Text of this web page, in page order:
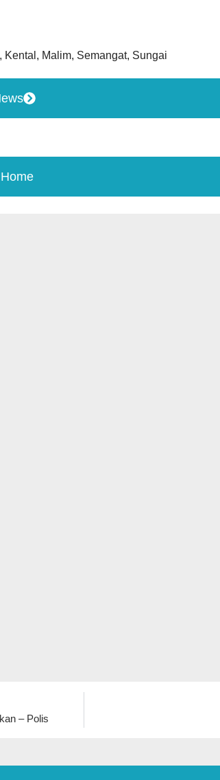
, Kental , Malim, Semangat, Sungai
– Polis